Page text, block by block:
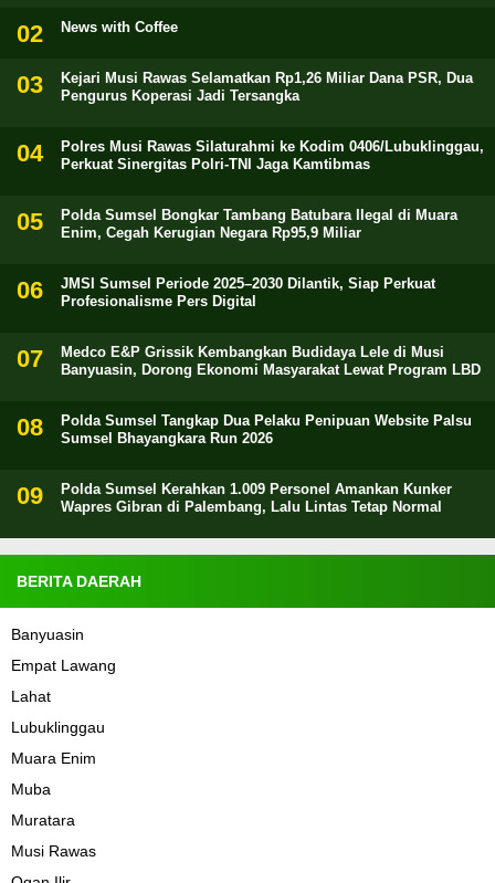
News with Coffee
Kejari Musi Rawas Selamatkan Rp1,26 Miliar Dana PSR, Dua
Pengurus Koperasi Jadi Tersangka
Polres Musi Rawas Silaturahmi ke Kodim 0406/Lubuklinggau,
Perkuat Sinergitas Polri-TNI Jaga Kamtibmas
Polda Sumsel Bongkar Tambang Batubara Ilegal di Muara
Enim, Cegah Kerugian Negara Rp95,9 Miliar
JMSI Sumsel Periode 2025–2030 Dilantik, Siap Perkuat
Profesionalisme Pers Digital
Medco E&P Grissik Kembangkan Budidaya Lele di Musi
Banyuasin, Dorong Ekonomi Masyarakat Lewat Program LBD
Polda Sumsel Tangkap Dua Pelaku Penipuan Website Palsu
Sumsel Bhayangkara Run 2026
Polda Sumsel Kerahkan 1.009 Personel Amankan Kunker
Wapres Gibran di Palembang, Lalu Lintas Tetap Normal
BERITA DAERAH
Banyuasin
Empat Lawang
Lahat
Lubuklinggau
Muara Enim
Muba
Muratara
Musi Rawas